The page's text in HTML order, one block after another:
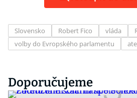
Slovensko Robert Fico vláda
volby do Evropského parlamentu
Doporučujeme